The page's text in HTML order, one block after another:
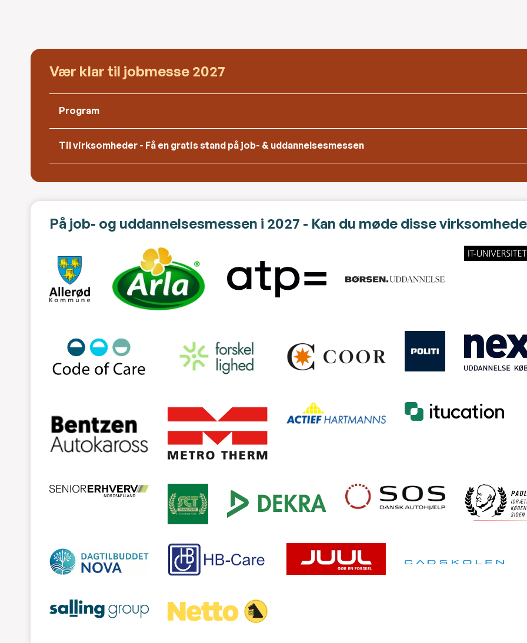
Vær klar til jobmesse 2027
Program
Til virksomheder - Få en gratis stand på job- & uddannelsesmessen
På job- og uddannelsesmessen i 2027 - Kan du møde disse